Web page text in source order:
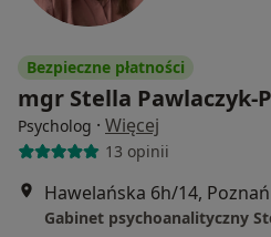
Bezpieczne płatności
mgr Stella Pawlaczyk-
Psycholog · Więcej
13 opinii
Hawelańska 6h/14, Poznań
Gabinet psychoanalityczny